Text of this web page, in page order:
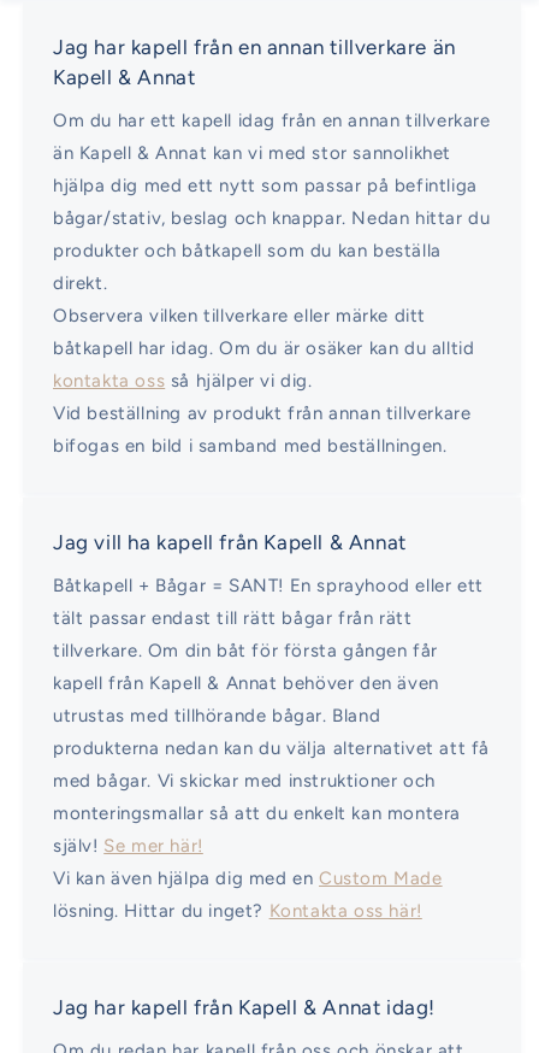
Jag har kapell från en annan tillverkare än
Kapell & Annat
Om du har ett kapell idag från en annan tillverkare
än Kapell & Annat kan vi med stor sannolikhet
hjälpa dig med ett nytt som passar på befintliga
bågar/stativ, beslag och knappar. Nedan hittar du
produkter och båtkapell som du kan beställa
direkt.
Observera vilken tillverkare eller märke ditt
båtkapell har idag. Om du är osäker kan du alltid
kontakta oss så hjälper vi dig.
Vid beställning av produkt från annan tillverkare
bifogas en bild i samband med beställningen.
Jag vill ha kapell från Kapell & Annat
Båtkapell + Bågar = SANT! En sprayhood eller ett
tält passar endast till rätt bågar från rätt
tillverkare. Om din båt för första gången får
kapell från Kapell & Annat behöver den även
utrustas med tillhörande bågar. Bland
produkterna nedan kan du välja alternativet att få
med bågar. Vi skickar med instruktioner och
monteringsmallar så att du enkelt kan montera
själv! Se mer här!
Vi kan även hjälpa dig med enCustom Made
lösning. Hittar du inget? Kontakta oss här!
Jag har kapell från Kapell & Annat idag!